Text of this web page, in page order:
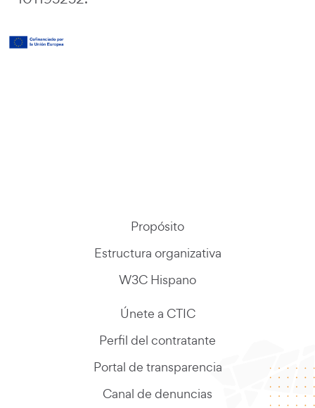
Propósito
Estructura organizativa
W3C Hispano
Únete a CTIC
Perfil del contratante
Portal de transparencia
Canal de denuncias